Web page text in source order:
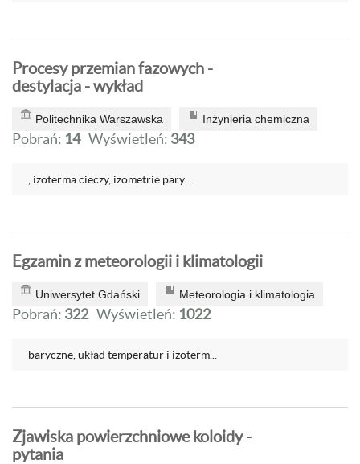
Procesy przemian fazowych -
destylacja - wykład
Politechnika Warszawska Inżynieria chemiczna
Pobrań: 14 Wyświetleń: 343
, izoterma cieczy, izometrie pary....
Egzamin z meteorologii i klimatologii
Uniwersytet Gdański Meteorologia i klimatologia
Pobrań: 322 Wyświetleń: 1022
baryczne, układ temperatur i izoterm...
Zjawiska powierzchniowe koloidy -
pytania